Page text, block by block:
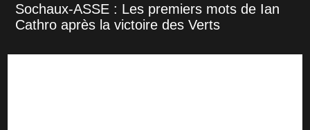
Sochaux-ASSE : Les premiers mots de Ian
Cathro après la victoire des Verts